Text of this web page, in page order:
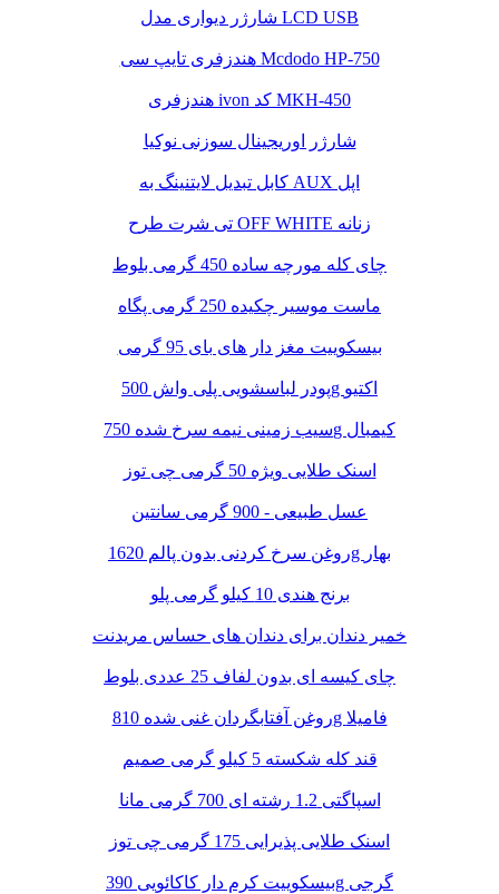
شارژر دیواری مدل LCD USB
هندزفری تایپ سی Mcdodo HP-750
هندزفری ivon کد MKH-450
شارژر اوریجینال سوزنی نوکیا
کابل تبدیل لایتنینگ به AUX اپل
تی شرت طرح OFF WHITE زنانه
چای کله مورچه ساده 450 گرمی بلوط
ماست موسیر چکیده 250 گرمی پگاه
بیسکوییت مغز دار های بای 95 گرمی
پودر لباسشویی پلی واش 500g اکتیو
سیب زمینی نیمه سرخ شده 750g کیمبال
اسنک طلایی ویژه 50 گرمی چی توز
عسل طبیعی - 900 گرمی سانتین
روغن سرخ کردنی بدون پالم 1620g بهار
برنج هندی 10 کیلو گرمی پلو
خمیر دندان برای دندان های حساس مریدنت
چای کیسه ای بدون لفاف 25 عددی بلوط
روغن آفتابگردان غنی شده 810g فامیلا
قند کله شکسته 5 کیلو گرمی صمیم
اسپاگتی 1.2 رشته ای 700 گرمی مانا
اسنک طلایی پذیرایی 175 گرمی چی توز
بیسکوییت کرم دار کاکائویی 390g گرجی